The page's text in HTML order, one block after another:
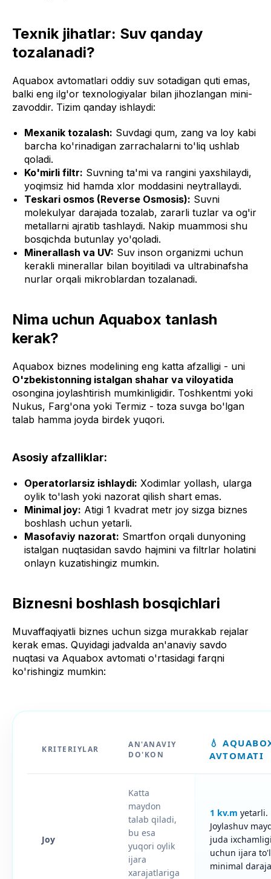
Texnik jihatlar: Suv qanday
tozalanadi?
Aquabox avtomatlari oddiy suv sotadigan quti emas,
balki eng ilg'or texnologiyalar bilan jihozlangan mini-
zavoddir. Tizim qanday ishlaydi:
Mexanik tozalash: Suvdagi qum, zang va loy kabi
barcha ko'rinadigan zarrachalarni to'liq ushlab
qoladi.
Ko'mirli filtr: Suvning ta'mi va rangini yaxshilaydi,
yoqimsiz hid hamda xlor moddasini neytrallaydi.
Teskari osmos (Reverse Osmosis): Suvni
molekulyar darajada tozalab, zararli tuzlar va og'ir
metallarni ajratib tashlaydi. Nakip muammosi shu
bosqichda butunlay yo'qoladi.
Minerallash va UV: Suv inson organizmi uchun
kerakli minerallar bilan boyitiladi va ultrabinafsha
nurlar orqali mikroblardan tozalanadi.
Nima uchun Aquabox tanlash
kerak?
Aquabox biznes modelining eng katta afzalligi - uni
O'zbekistonning istalgan shahar va viloyatida
osongina joylashtirish mumkinligidir. Toshkentmi yoki
Nukus, Farg'ona yoki Termiz - toza suvga bo'lgan
talab hamma joyda birdek yuqori.
Asosiy afzalliklar:
Operatorlarsiz ishlaydi: Xodimlar yollash, ularga
oylik to'lash yoki nazorat qilish shart emas.
Minimal joy: Atigi 1 kvadrat metr joy sizga biznes
boshlash uchun yetarli.
Masofaviy nazorat: Smartfon orqali dunyoning
istalgan nuqtasidan savdo hajmini va filtrlar holatini
onlayn kuzatishingiz mumkin.
Biznesni boshlash bosqichlari
Muvaffaqiyatli biznes uchun sizga murakkab rejalar
kerak emas. Quyidagi jadvalda an'anaviy savdo
nuqtasi va Aquabox avtomati o'rtasidagi farqni
ko'rishingiz mumkin:
KRITERIYLAR
AN'ANAVIY
DO'KON
💧
AVTOMATI
Joy
Katta
maydon
talab qiladi,
bu esa
yuqori oylik
ijara
xarajatlariga
1 kv.m yetarli.
Joylashuv
juda
uchun ijara
minimal